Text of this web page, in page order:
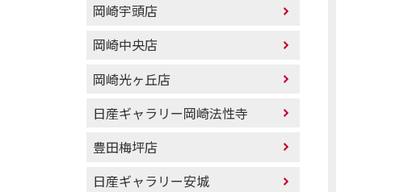
岡崎宇頭店
岡崎中央店
岡崎光ヶ丘店
日産ギャラリー岡崎法性寺
豊田梅坪店
日産ギャラリー安城